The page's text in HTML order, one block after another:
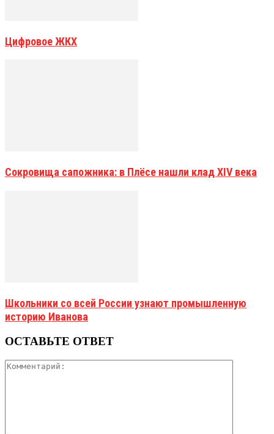
Цифровое ЖКХ
Сокровища сапожника: в Плёсе нашли клад XIV века
Школьники со всей России узнают промышленную
историю Иванова
ОСТАВЬТЕ ОТВЕТ